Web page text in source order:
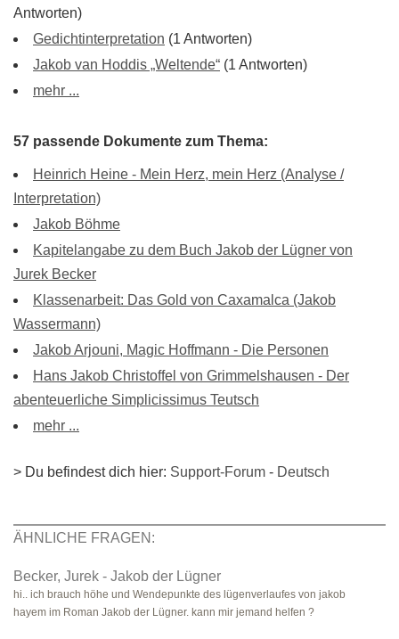
Antworten)
Gedichtinterpretation (1 Antworten)
Jakob van Hoddis „Weltende“ (1 Antworten)
mehr ...
57 passende Dokumente zum Thema:
Heinrich Heine - Mein Herz, mein Herz (Analyse /
Interpretation)
Jakob Böhme
Kapitelangabe zu dem Buch Jakob der Lügner von
Jurek Becker
Klassenarbeit: Das Gold von Caxamalca (Jakob
Wassermann)
Jakob Arjouni, Magic Hoffmann - Die Personen
Hans Jakob Christoffel von Grimmelshausen - Der
abenteuerliche Simplicissimus Teutsch
mehr ...
> Du befindest dich hier: Support-Forum - Deutsch
ÄHNLICHE FRAGEN:
Becker, Jurek - Jakob der Lügner
hi.. ich brauch höhe und Wendepunkte des lügenverlaufes von jakob
hayem im Roman Jakob der Lügner. kann mir jemand helfen ?